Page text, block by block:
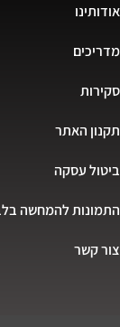
אודותינו
מדריכים
סקירות
תקנון האתר
ביטול עסקה
התמונות להמחשה
צור קשר